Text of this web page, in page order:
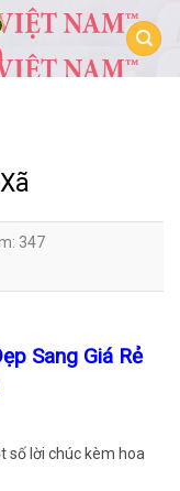
347
Sang Giá Rẻ
số lời chúc kèm hoa